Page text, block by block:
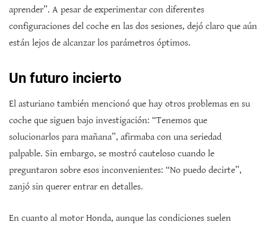
aprender”. A pesar de experimentar con diferentes
configuraciones del coche en las dos sesiones, dejó claro que aún
están lejos de alcanzar los parámetros óptimos.
Un futuro incierto
El asturiano también mencionó que hay otros problemas en su
coche que siguen bajo investigación: “Tenemos que
solucionarlos para mañana”, afirmaba con una seriedad
palpable. Sin embargo, se mostró cauteloso cuando le
preguntaron sobre esos inconvenientes: “No puedo decirte”,
zanjó sin querer entrar en detalles.
En cuanto al motor Honda, aunque las condiciones suelen